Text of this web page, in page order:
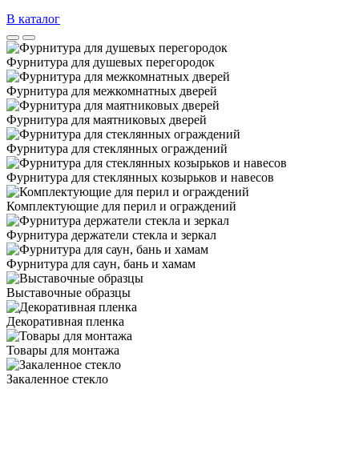
В каталог
Фурнитура для душевых перегородок
Фурнитура для межкомнатных дверей
Фурнитура для маятниковых дверей
Фурнитура для стеклянных ограждений
Фурнитура для стеклянных козырьков и навесов
Комплектующие для перил и ограждений
Фурнитура держатели стекла и зеркал
Фурнитура для саун, бань и хамам
Выставочные образцы
Декоративная пленка
Товары для монтажа
Закаленное стекло